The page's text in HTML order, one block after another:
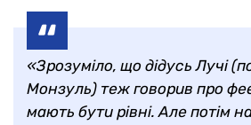
«Зрозуміло, що дідусь Лучі
Монзуль) теж говорив про
мають бути рівні. Але потім